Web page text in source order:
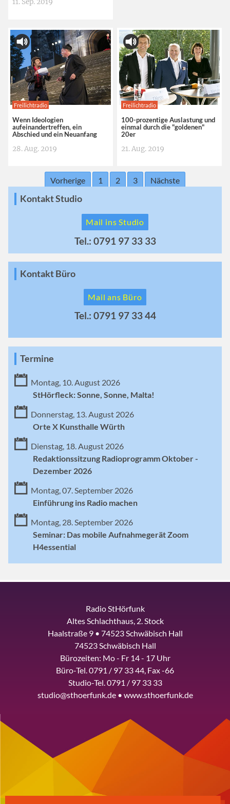
11. Sep. 2019
Freilichtradio
Wenn Ideologien
aufeinandertreffen, ein
Abschied und ein Neuanfang
28. Aug. 2019
Freilichtradio
100-prozentige Auslastung und
einmal durch die "goldenen"
20er
21. Aug. 2019
Vorherige 1 2 3 Nächste
Kontakt Studio
Mail ins Studio
Tel.: 0791 97 33 33
Kontakt Büro
Mail ans Büro
Tel.: 0791 97 33 44
Termine
Montag, 10. August 2026
StHörfleck: Sonne, Sonne, Malta!
Donnerstag, 13. August 2026
Orte X Kunsthalle Würth
Dienstag, 18. August 2026
Redaktionssitzung Radioprogramm Oktober -
Dezember 2026
Montag, 07. September 2026
Einführung ins Radio machen
Montag, 28. September 2026
Seminar: Das mobile Aufnahmegerät Zoom
H4essential
Radio StHörfunk
Altes Schlachthaus, 2. Stock
Haalstraße 9 • 74523 Schwäbisch Hall
74523 Schwäbisch Hall
Bürozeiten: Mo - Fr 14 - 17 Uhr
Büro-Tel. 0791 / 97 33 44, Fax -66
Studio-Tel. 0791 / 97 33 33
studio@sthoerfunk.de • www.sthoerfunk.de